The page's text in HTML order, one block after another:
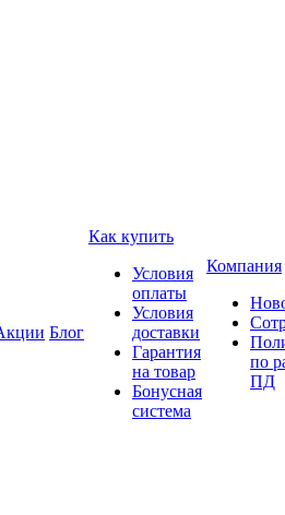
Блог
Как купить
Условия
оплаты
Условия
доставки
Гарантия
на товар
Бонусная
система
Компания
по
ПД